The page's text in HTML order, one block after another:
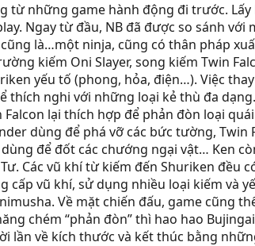
từ những game hành động đi trước.
Ngay từ đầu, NB đã được so sánh với
là…một ninja, cũng có thân pháp
kiếm Oni Slayer, song kiếm Twin
yếu tố (phong, hỏa, điện…). Việc
thích nghi với những loại kẻ thù đa
lại thích hợp để phản đòn loại
dùng để phá vỡ các bức tường, Twin
để đốt các chướng ngại vật… Ken
Các vũ khí từ kiếm đến Shuriken đều
cấp vũ khí, sử dụng nhiều loại kiếm và
Về mặt chiến đấu, game cũng
chém “phản đòn” thì hao hao
lần về kích thước và kết thúc bằng